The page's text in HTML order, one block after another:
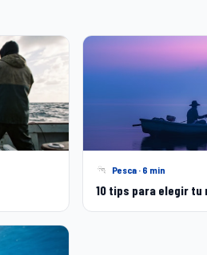
Pesca · 6 min
10 tips para elegir tu